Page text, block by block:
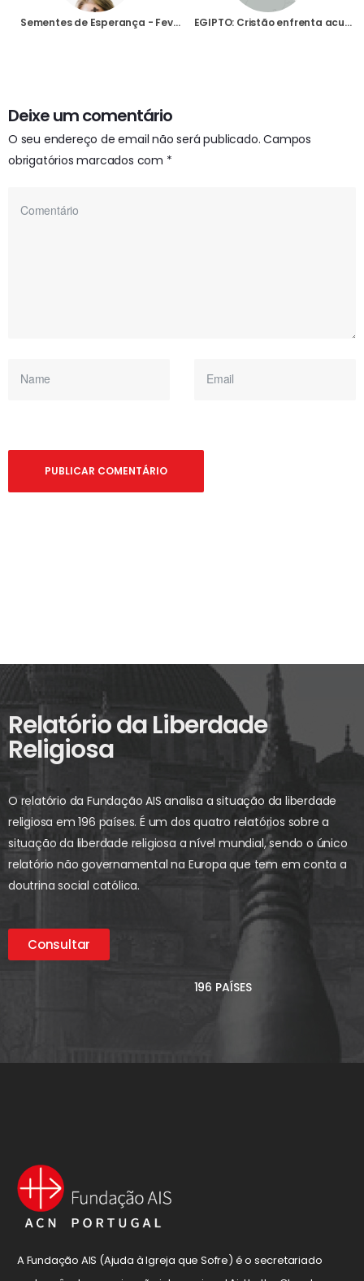
Sementes de Esperança - Fevereiro 2021 EGIPTO: Cristão enfrenta acusação de terrorismo por tentar proteger a sua casa do ataque de muçulmanos
Deixe um comentário
O seu endereço de email não será publicado. Campos
obrigatórios marcados com *
Relatório da Liberdade
Religiosa
O relatório da Fundação AIS analisa a situação da liberdade
religiosa em 196 países. É um dos quatro relatórios sobre a
situação da liberdade religiosa a nível mundial, sendo o único
relatório não governamental na Europa que tem em conta a
doutrina social católica.
Consultar
196 PAÍSES
A Fundação AIS (Ajuda à Igreja que Sofre) é o secretariado